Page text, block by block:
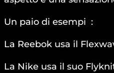
Un paio di esempi :
La Reebok usa il
La Nike usa il suo